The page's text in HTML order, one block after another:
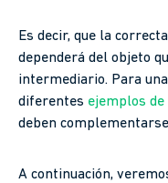
Es decir, que la
dependerá del objeto
intermediario. Para
diferentes ejemplos de
deben
A continuación,